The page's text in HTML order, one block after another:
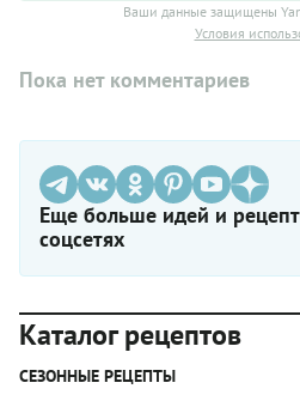
Ваши данные защищены
Условия
Пока нет комментариев
Еще больше идей и
соцсетях
Каталог рецептов
СЕЗОННЫЕ РЕЦЕПТЫ